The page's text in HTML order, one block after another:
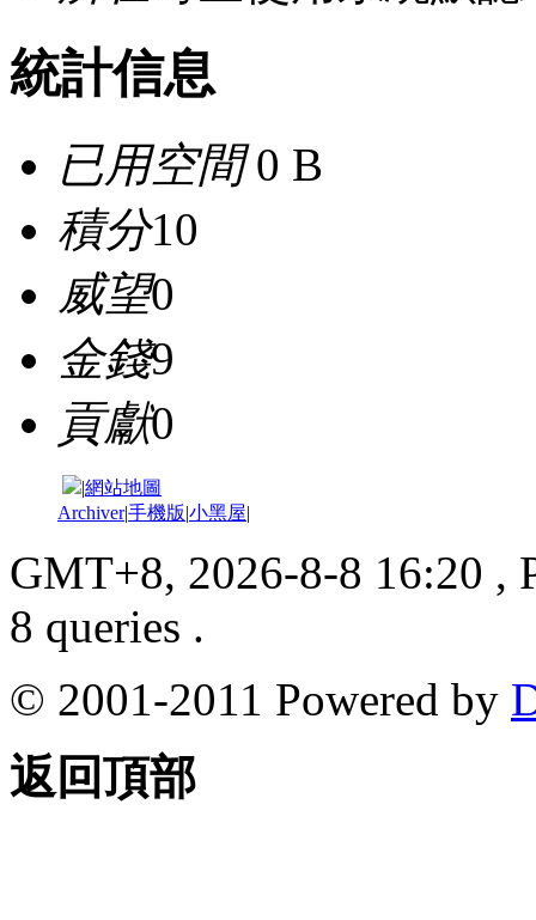
統計信息
已用空間0 B
積分10
威望0
金錢9
貢獻0
|網站地圖
Archiver|手機版|小黑屋|
GMT+8, 2026-8-8 16:20 ,
8 queries .
© 2001-2011 Powered by
返回頂部